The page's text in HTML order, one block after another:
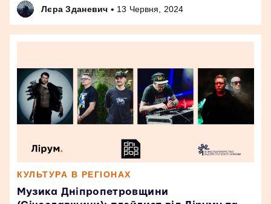
Лєра Зданевич • 13 Червня, 2024
КУЛЬТУРА В РЕГІОНАХ
Музика Дніпропетровщини